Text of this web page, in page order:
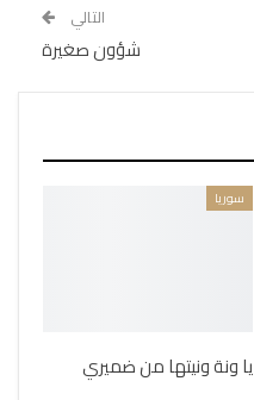
التالي
شؤون صغيرة
سوريا
يا ونة ونيتها من ضميري